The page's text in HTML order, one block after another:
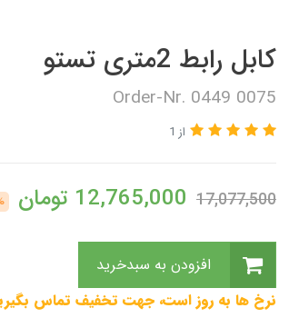
کابل رابط 2متری تستو
Order-Nr. 0449 0075
از 1
17,077,500
12,765,000 تومان
نرخ ها به روز است، جهت تخفیف تماس